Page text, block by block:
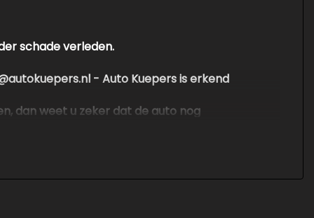
schade verleden.
- Auto Kuepers is erkend
dan weet u zeker dat de auto nog